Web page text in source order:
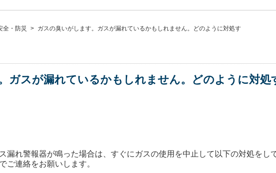
全・防災 > ガスの臭いがします。ガスが漏れているかもしれません。どのように対処す
ガスが漏れているかもしれません。どのように対処
漏れ警報器が鳴った場合は、すぐにガスの使用を中止して以下の対処をし
ご連絡をお願いします。